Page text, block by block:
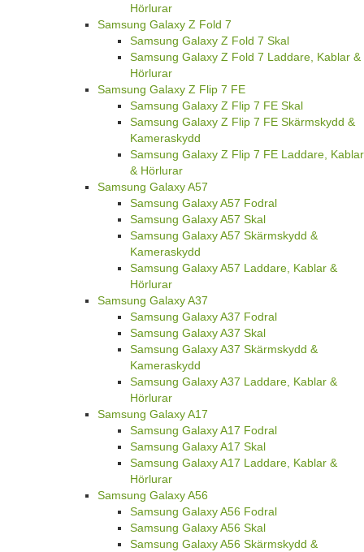
Hörlurar
Samsung Galaxy Z Fold 7
Samsung Galaxy Z Fold 7 Skal
Samsung Galaxy Z Fold 7 Laddare, Kablar &
Hörlurar
Samsung Galaxy Z Flip 7 FE
Samsung Galaxy Z Flip 7 FE Skal
Samsung Galaxy Z Flip 7 FE Skärmskydd &
Kameraskydd
Samsung Galaxy Z Flip 7 FE Laddare, Kablar
& Hörlurar
Samsung Galaxy A57
Samsung Galaxy A57 Fodral
Samsung Galaxy A57 Skal
Samsung Galaxy A57 Skärmskydd &
Kameraskydd
Samsung Galaxy A57 Laddare, Kablar &
Hörlurar
Samsung Galaxy A37
Samsung Galaxy A37 Fodral
Samsung Galaxy A37 Skal
Samsung Galaxy A37 Skärmskydd &
Kameraskydd
Samsung Galaxy A37 Laddare, Kablar &
Hörlurar
Samsung Galaxy A17
Samsung Galaxy A17 Fodral
Samsung Galaxy A17 Skal
Samsung Galaxy A17 Laddare, Kablar &
Hörlurar
Samsung Galaxy A56
Samsung Galaxy A56 Fodral
Samsung Galaxy A56 Skal
Samsung Galaxy A56 Skärmskydd &